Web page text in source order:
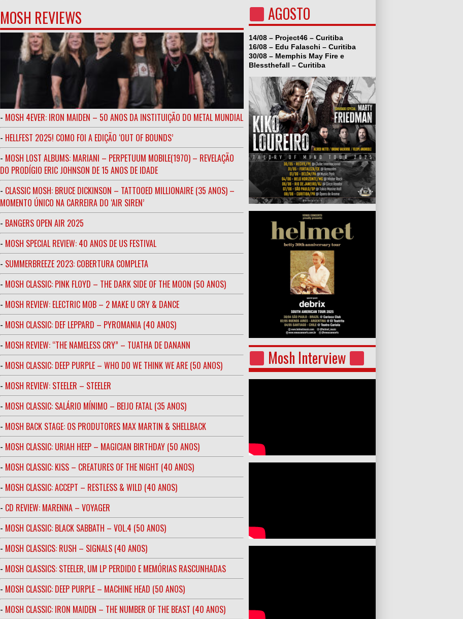
MOSH REVIEWS
- MOSH 4EVER: IRON MAIDEN – 50 ANOS DA INSTITUIÇÃO DO METAL MUNDIAL
- HELLFEST 2025! COMO FOI A EDIÇÃO ‘OUT OF BOUNDS’
- MOSH LOST ALBUMS: MARIANI – PERPETUUM MOBILE(1970) – REVELAÇÃO
DO PRODÍGIO ERIC JOHNSON DE 15 ANOS DE IDADE
- CLASSIC MOSH: BRUCE DICKINSON – TATTOOED MILLIONAIRE (35 ANOS) –
MOMENTO ÚNICO NA CARREIRA DO ‘AIR SIREN’
- BANGERS OPEN AIR 2025
- MOSH SPECIAL REVIEW: 40 ANOS DE US FESTIVAL
- SUMMERBREEZE 2023: COBERTURA COMPLETA
- MOSH CLASSIC: PINK FLOYD – THE DARK SIDE OF THE MOON (50 ANOS)
- MOSH REVIEW: ELECTRIC MOB – 2 MAKE U CRY & DANCE
- MOSH CLASSIC: DEF LEPPARD – PYROMANIA (40 ANOS)
- MOSH REVIEW: “THE NAMELESS CRY” – TUATHA DE DANANN
- MOSH CLASSIC: DEEP PURPLE – WHO DO WE THINK WE ARE (50 ANOS)
- MOSH REVIEW: STEELER – STEELER
- MOSH CLASSIC: SALÁRIO MÍNIMO – BEIJO FATAL (35 ANOS)
- MOSH BACK STAGE: OS PRODUTORES MAX MARTIN & SHELLBACK
- MOSH CLASSIC: URIAH HEEP – MAGICIAN BIRTHDAY (50 ANOS)
- MOSH CLASSIC: KISS – CREATURES OF THE NIGHT (40 ANOS)
- MOSH CLASSIC: ACCEPT – RESTLESS & WILD (40 ANOS)
- CD REVIEW: MARENNA – VOYAGER
- MOSH CLASSIC: BLACK SABBATH – VOL.4 (50 ANOS)
- MOSH CLASSICS: RUSH – SIGNALS (40 ANOS)
- MOSH CLASSICS: STEELER, UM LP PERDIDO E MEMÓRIAS RASCUNHADAS
- MOSH CLASSIC: DEEP PURPLE – MACHINE HEAD (50 ANOS)
- MOSH CLASSIC: IRON MAIDEN – THE NUMBER OF THE BEAST (40 ANOS)
AGOSTO
14/08 – Project46 – Curitiba
16/08 – Edu Falaschi – Curitiba
30/08 – Memphis May Fire e
Blessthefall – Curitiba
Mosh Interview